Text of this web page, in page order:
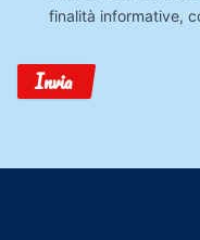
finalità informative,
Invia